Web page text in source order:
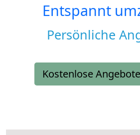
Entspannt
Persönliche
Kostenlose